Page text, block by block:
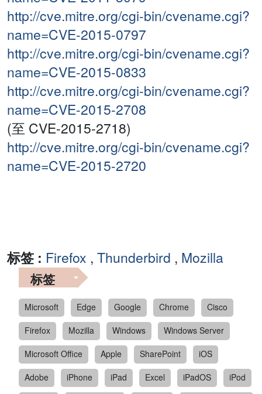
http://cve.mitre.org/cgi-bin/cvename.cgi?
name=CVE-2015-0797
http://cve.mitre.org/cgi-bin/cvename.cgi?
name=CVE-2015-0833
http://cve.mitre.org/cgi-bin/cvename.cgi?
name=CVE-2015-2708
(至 CVE-2015-2718)
http://cve.mitre.org/cgi-bin/cvename.cgi?
name=CVE-2015-2720
标签 : Firefox , Thunderbird , Mozilla
标签
Microsoft Edge Google Chrome
Cisco
Firefox
Mozilla Windows
Windows Server
Microsoft Office
Apple SharePoint
iOS
Adobe
iPhone iPad Excel iPadOS
iPod